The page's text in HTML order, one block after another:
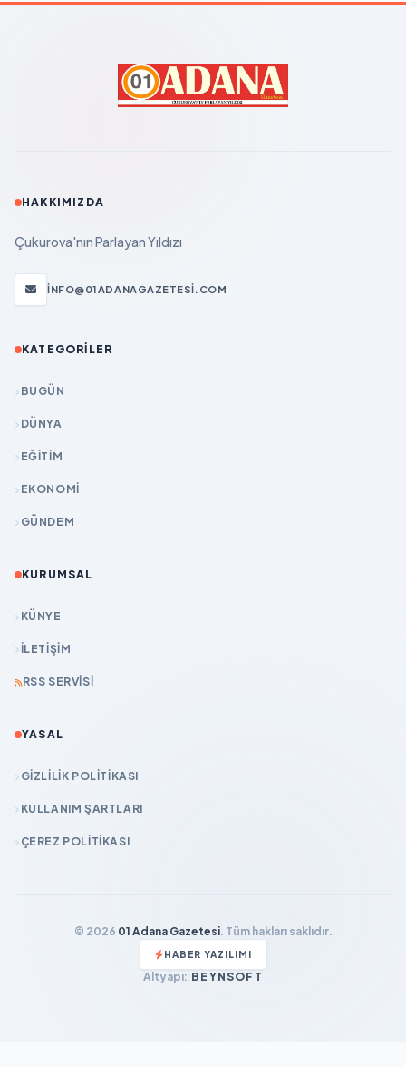
HAKKIMIZDA
Çukurova'nın Parlayan Yıldızı
INFO@01ADANAGAZETESI.COM
KATEGORILER
BUGÜN
DÜNYA
EĞİTİM
EKONOMİ
GÜNDEM
KURUMSAL
KÜNYE
İLETIŞIM
RSS SERVISI
YASAL
GIZLILIK POLITIKASI
KULLANIM ŞARTLARI
ÇEREZ POLITIKASI
© 2026 01 Adana Gazetesi. Tüm hakları saklıdır.
HABER YAZILIMI
Altyapı: BEYNSOFT